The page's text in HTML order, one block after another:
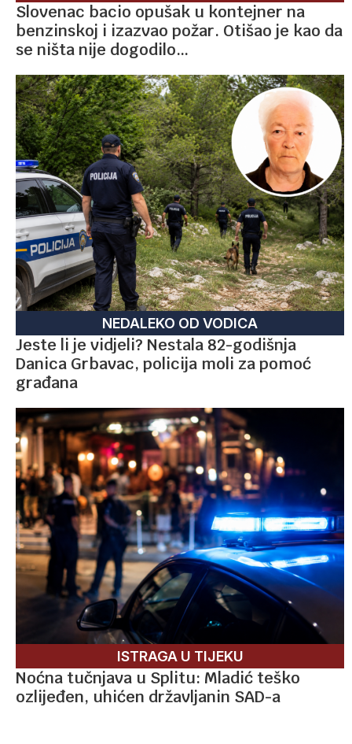
Slovenac bacio opušak u kontejner na
benzinskoj i izazvao požar. Otišao je kao da
se ništa nije dogodilo…
NEDALEKO OD VODICA
Jeste li je vidjeli? Nestala 82-godišnja
Danica Grbavac, policija moli za pomoć
građana
ISTRAGA U TIJEKU
Noćna tučnjava u Splitu: Mladić teško
ozlijeđen, uhićen državljanin SAD-a